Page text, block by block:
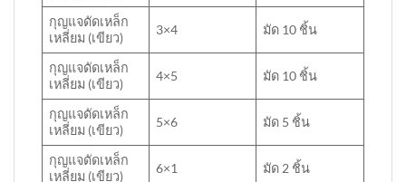
กุญแจดัดเหล็ก
เหลี่ยม (เขียว)
3×4 มัด 10 ชิ้น
กุญแจดัดเหล็ก
เหลี่ยม (เขียว)
4×5 มัด 10 ชิ้น
กุญแจดัดเหล็ก
เหลี่ยม (เขียว)
5×6 มัด 5 ชิ้น
กุญแจดัดเหล็ก
เหลี่ยม (เขียว)
6×1 มัด 2 ชิ้น